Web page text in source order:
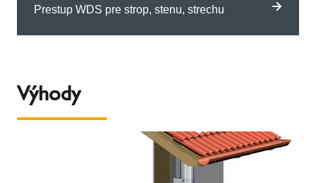
Prestup WDS pre strop, stenu, strechu
Výhody